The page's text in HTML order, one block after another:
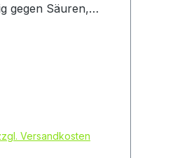
gegen Säuren,
Versandkosten